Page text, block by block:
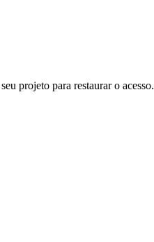
projeto para restaurar o acesso.